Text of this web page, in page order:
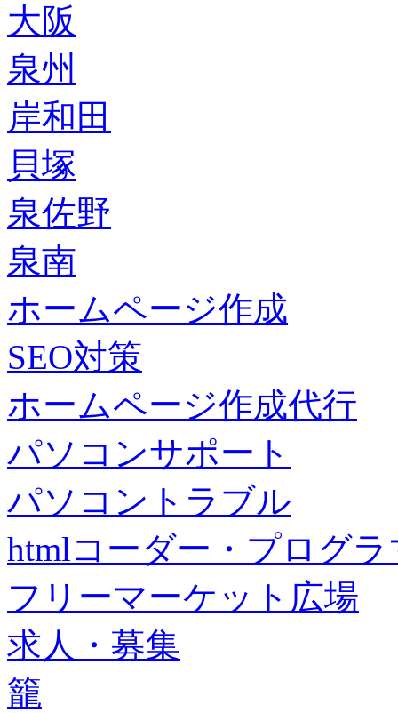
大阪
泉州
岸和田
貝塚
泉佐野
泉南
ホームページ作成
SEO対策
ホームページ作成代行
パソコンサポート
パソコントラブル
htmlコーダー・プログラ
フリーマーケット広場
求人・募集
籠